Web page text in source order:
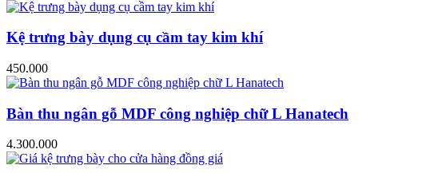
Kệ trưng bày dụng cụ cầm tay kim khí
450.000
Bàn thu ngân gỗ MDF công nghiệp chữ L Hanatech
4.300.000